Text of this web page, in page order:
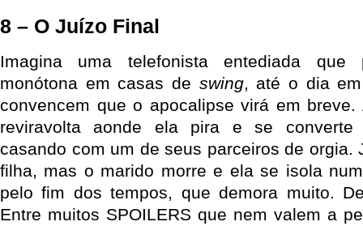
8 – O Juízo Final
Imagina uma telefonista entediada que
monótona em casas de swing, até o dia
convencem que o apocalipse virá em breve.
reviravolta aonde ela pira e se converte
casando com um de seus parceiros de orgia.
filha, mas o marido morre e ela se isola
pelo fim dos tempos, que demora muito.
Entre muitos SPOILERS que nem valem a